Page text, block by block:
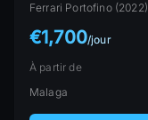
Ferrari Portofino(2022)
€1,700/jour
À partir de
Malaga